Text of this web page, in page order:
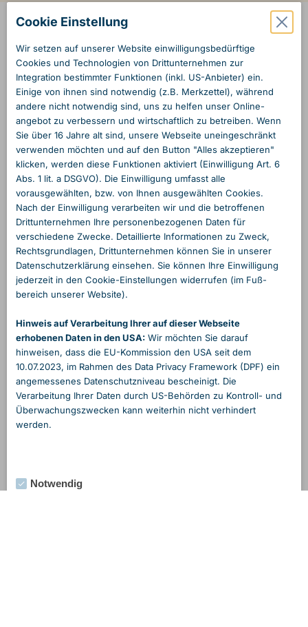
Cookie Einstellung
Wir setzen auf unserer Website einwilligungs­bedürftige
Cookies und Technologien von Dritt­unternehmen zur
Integration bestimmter Funktionen (inkl. US-Anbieter) ein.
Einige von ihnen sind notwendig (z.B. Merkzettel), während
andere nicht notwendig sind, uns zu helfen unser Online­
angebot zu verbessern und wirtschaftlich zu betreiben. Wenn
Sie über 16 Jahre alt sind, unsere Webseite unein­geschränkt
verwenden möchten und auf den Button "Alles akzeptieren"
klicken, werden diese Funktionen aktiviert (Einwilligung Art. 6
Abs. 1 lit. a DSGVO). Die Einwilligung umfasst alle
vorausgewählten, bzw. von Ihnen ausgewählten Cookies.
Nach der Einwilligung verarbeiten wir und die betroffenen
Dritt­unternehmen Ihre personen­bezogenen Daten für
verschiedene Zwecke. Detaillierte Informationen zu Zweck,
Rechts­grundlagen, Dritt­unternehmen können Sie in unserer
Daten­schutzerklärung einsehen. Sie können Ihre Einwilligung
jederzeit in den Cookie-Einstellungen widerrufen (im Fuß­
bereich unserer Website).
Hinweis auf Verarbeitung Ihrer auf dieser Webseite
erhobenen Daten in den USA:Wir möchten Sie darauf
hinweisen, dass die EU-Kommission den USA seit dem
10.07.2023, im Rahmen des Data Privacy Framework (DPF) ein
angemessenes Daten­schutzniveau bescheinigt. Die
Verarbeitung Ihrer Daten durch US-Behörden zu Kontroll- und
Überwachungs­zwecken kann weiterhin nicht verhindert
werden.
Notwendig